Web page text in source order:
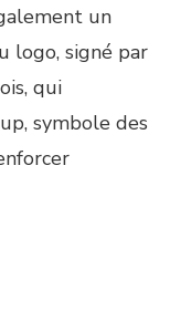
un
logo, signé par
qui
symbole des